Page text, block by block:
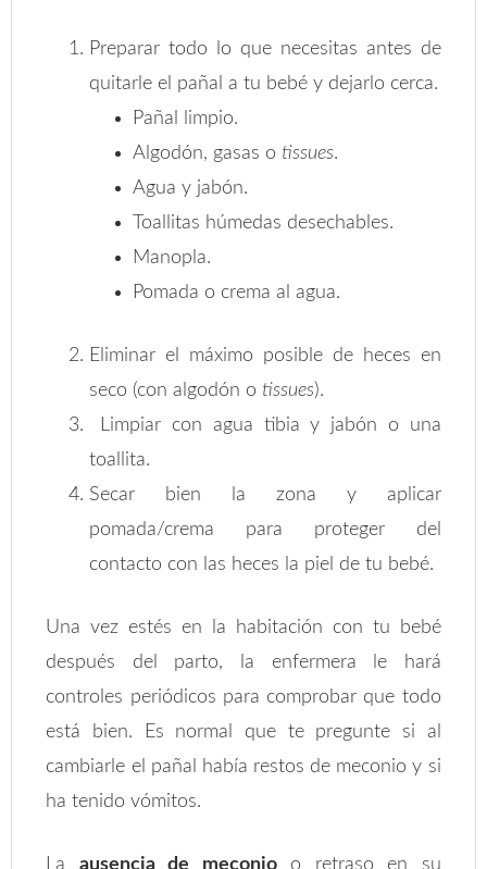
Preparar todo lo que necesitas antes de
quitarle el pañal a tu bebé y dejarlo cerca.
Pañal limpio.
Algodón, gasas o tissues.
Agua y jabón.
Toallitas húmedas desechables.
Manopla.
Pomada o crema al agua.
Eliminar el máximo posible de heces en
seco (con algodón o tissues).
Limpiar con agua tibia y jabón o una
toallita.
Secar bien la zona y aplicar
pomada/crema para proteger del
contacto con las heces la piel de tu bebé.
Una vez estés en la habitación con tu bebé
después del parto, la enfermera le hará
controles periódicos para comprobar que todo
está bien. Es normal que te pregunte si al
cambiarle el pañal había restos de meconio y si
ha tenido vómitos.
La ausencia de meconioo retraso en su